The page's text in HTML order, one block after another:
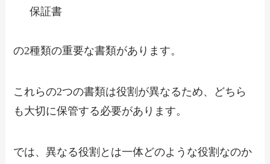
保証書
の2種類の重要な書類があります。
これらの2つの書類は役割が異なるため、どちら
も大切に保管する必要があります。
では、異なる役割とは一体どのような役割なのか